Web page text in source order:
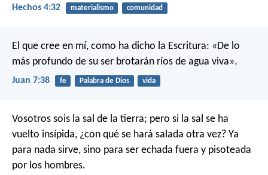
Hechos 4:32 materialismo comunidad
El que cree en mí, como ha dicho la Escritura: «De lo
más profundo de su ser brotarán ríos de agua viva».
Juan 7:38 fe Palabra de Dios vida
Vosotros sois la sal de la tierra; pero si la sal se ha
vuelto insípida, ¿con qué se hará salada otra vez? Ya
para nada sirve, sino para ser echada fuera y pisoteada
por los hombres.